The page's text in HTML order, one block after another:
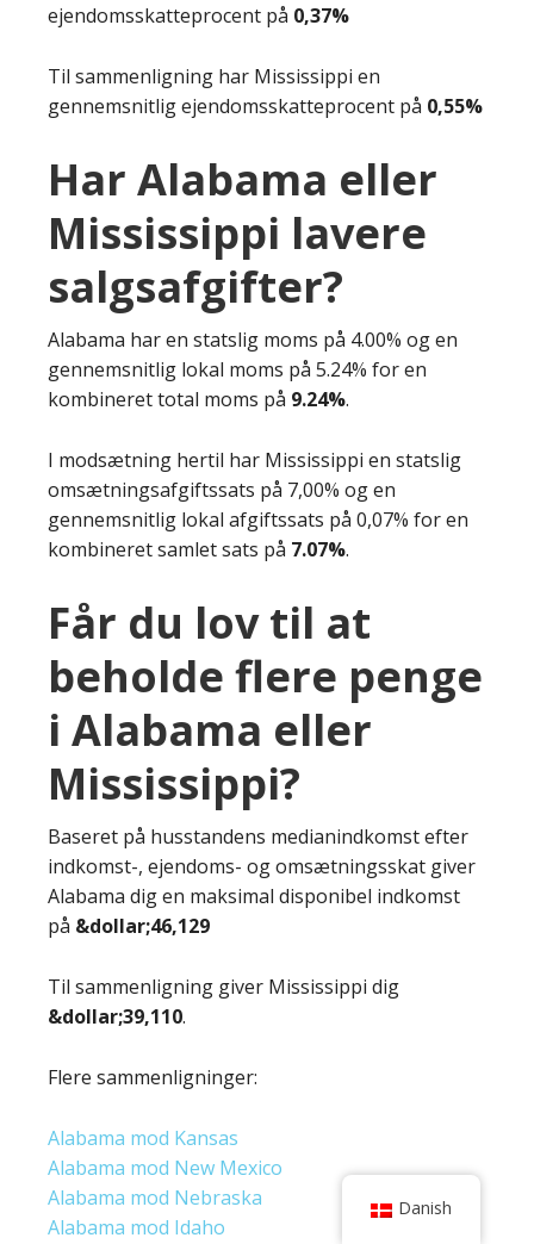
ejendomsskatteprocent på 0,37%
Til sammenligning har Mississippi en
gennemsnitlig ejendomsskatteprocent på 0,55%
Har Alabama eller
Mississippi lavere
salgsafgifter?
Alabama har en statslig moms på 4.00% og en
gennemsnitlig lokal moms på 5.24% for en
kombineret total moms på 9.24%.
I modsætning hertil har Mississippi en statslig
omsætningsafgiftssats på 7,00% og en
gennemsnitlig lokal afgiftssats på 0,07% for en
kombineret samlet sats på 7.07%.
Får du lov til at
beholde flere penge
i Alabama eller
Mississippi?
Baseret på husstandens medianindkomst efter
indkomst-, ejendoms- og omsætningsskat giver
Alabama dig en maksimal disponibel indkomst
på &dollar;46,129
Til sammenligning giver Mississippi dig
&dollar;39,110.
Flere sammenligninger:
Alabama mod Kansas
Alabama mod New Mexico
Alabama mod Nebraska
Alabama mod Idaho
Danish